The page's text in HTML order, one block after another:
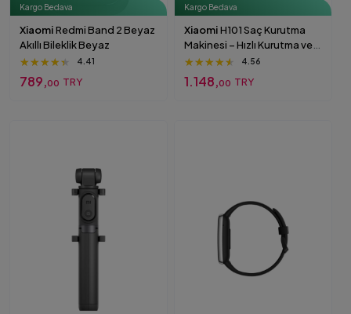
Kargo Bedava
XiaomiRedmi Band 2 Beyaz
Akıllı Bileklik Beyaz
★★★★★
★★★★★
★★★★★ 4.41
789,00 TRY
Kargo Bedava
XiaomiH101 Saç Kurutma
Makinesi – Hızlı Kurutma ve
Katlanabilir Tasarım (Türkiye
Garantili) Beyaz
★★★★★
★★★★★
★★★★★ 4.56
1.148,00 TRY